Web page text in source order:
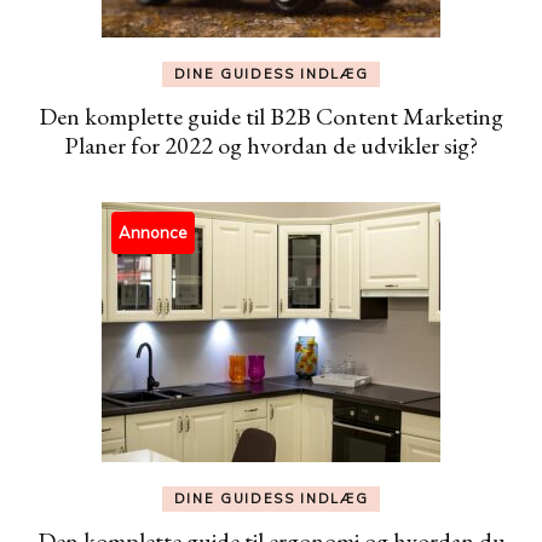
DINE GUIDESS INDLÆG
Den komplette guide til B2B Content Marketing
Planer for 2022 og hvordan de udvikler sig?
Annonce
DINE GUIDESS INDLÆG